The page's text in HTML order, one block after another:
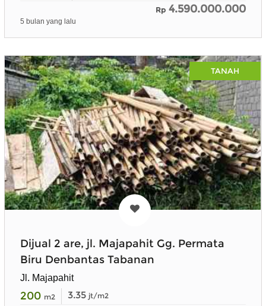
Rp 4.590.000.000
5 bulan yang lalu
TANAH
Dijual 2 are, jl. Majapahit Gg. Permata
Biru Denbantas Tabanan
Jl. Majapahit
200 m2 3.35 jt/m2